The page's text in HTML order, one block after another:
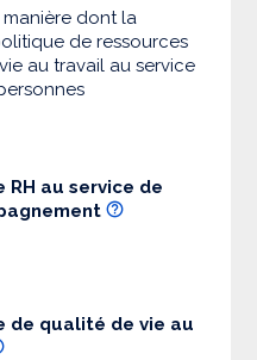
manière dont la
de ressources
au travail au service
RH au service de
de qualité de vie au